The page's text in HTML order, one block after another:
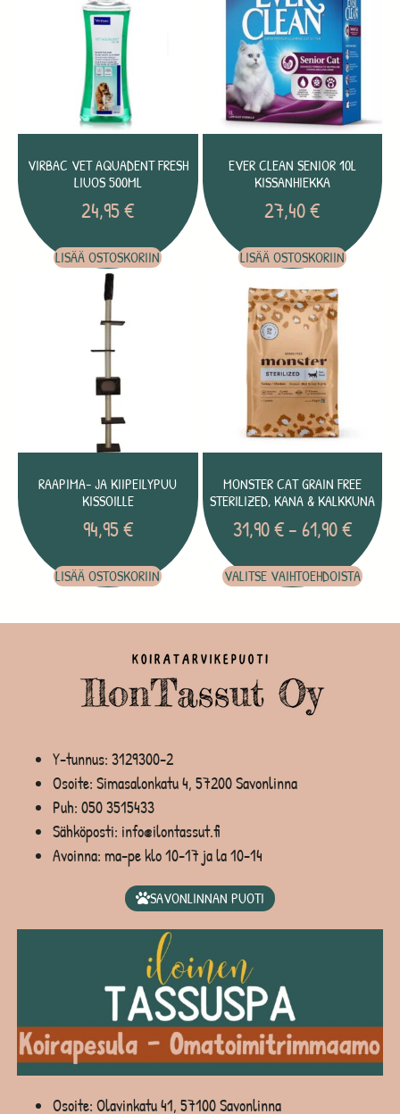
VIRBAC VET AQUADENT FRESH
LIUOS 500ML
24,95€
LISÄÄ OSTOSKORIIN
EVER CLEAN SENIOR 10L
KISSANHIEKKA
27,40€
LISÄÄ OSTOSKORIIN
RAAPIMA- JA KIIPEILYPUU
KISSOILLE
94,95€
LISÄÄ OSTOSKORIIN
MONSTER CAT GRAIN FREE
STERILIZED, KANA & KALKKUNA
31,90€ –61,90€
VALITSE VAIHTOEHDOISTA
Y-tunnus: 3129300-2
Osoite: Simasalonkatu 4, 57200 Savonlinna
Puh: 050 3515433
Sähköposti: info@ilontassut.fi
Avoinna: ma-pe klo 10-17 ja la 10-14
SAVONLINNAN PUOTI
Osoite: Olavinkatu 41, 57100 Savonlinna